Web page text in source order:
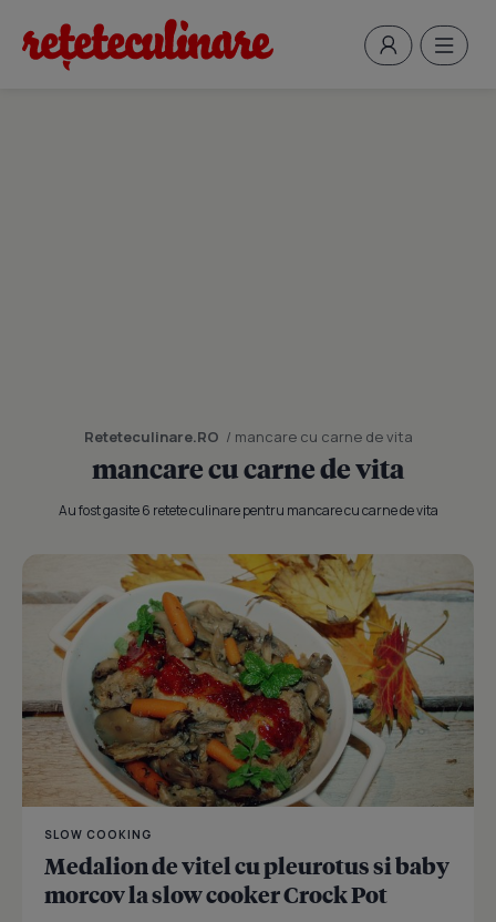
Reteteculinare.RO / mancare cu carne de vita
mancare cu carne de vita
Au fost gasite 6 retete culinare pentru mancare cu carne de vita
SLOW COOKING
Medalion de vitel cu pleurotus si baby
morcov la slow cooker Crock Pot